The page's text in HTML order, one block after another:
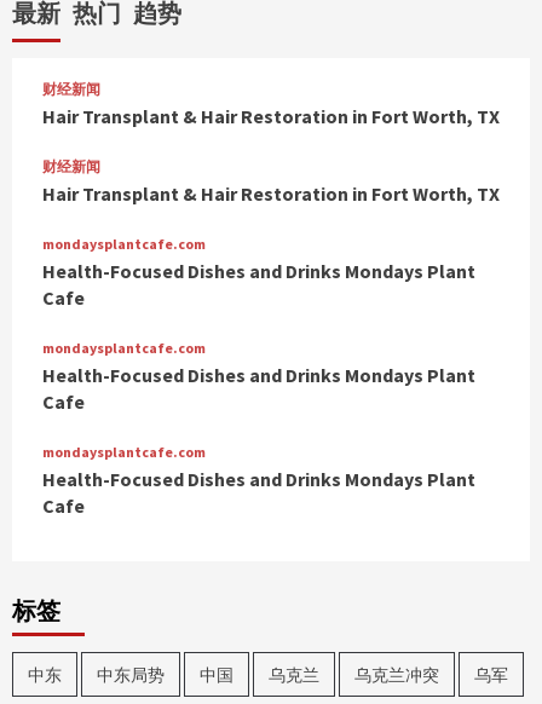
最新 热门 趋势
财经新闻
Hair Transplant & Hair Restoration in Fort Worth, TX
财经新闻
Hair Transplant & Hair Restoration in Fort Worth, TX
mondaysplantcafe.com
Health-Focused Dishes and Drinks Mondays Plant
Cafe
mondaysplantcafe.com
Health-Focused Dishes and Drinks Mondays Plant
Cafe
mondaysplantcafe.com
Health-Focused Dishes and Drinks Mondays Plant
Cafe
标签
中东 中东局势 中国 乌克兰 乌克兰冲突 乌军